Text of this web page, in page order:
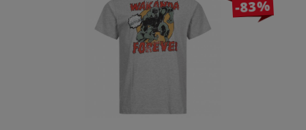
-83%